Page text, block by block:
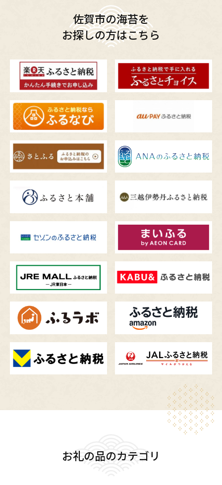
佐賀市の海苔を
お探しの方はこちら
お礼の品のカテゴリ